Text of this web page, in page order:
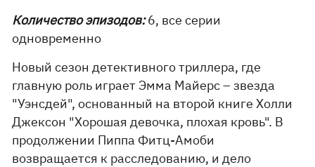
Количество эпизодов:6, все серии
одновременно
Новый сезон детективного триллера, где
главную роль играет Эмма Майерс – звезда
"Уэнсдей", основанный на второй книге Холли
Джексон "Хорошая девочка, плохая кровь". В
продолжении Пиппа Фитц-Амоби
возвращается к расследованию, и дело